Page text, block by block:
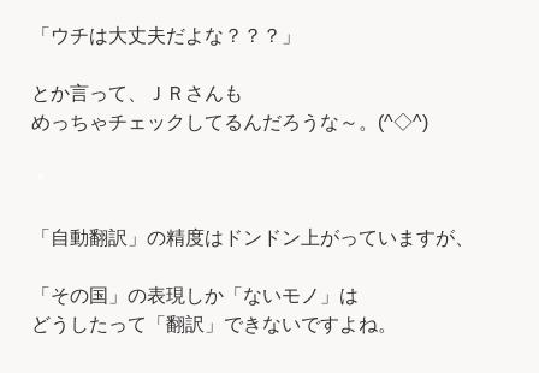
「ウチは大丈夫だよな？？？」
とか言って、ＪＲさんも
めっちゃチェックしてるんだろうな～。(^◇^)
「自動翻訳」の精度はドンドン上がっていますが、
「その国」の表現しか「ないモノ」は
どうしたって「翻訳」できないですよね。